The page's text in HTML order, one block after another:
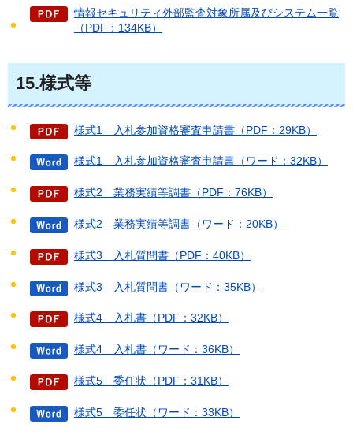
情報セキュリティ外部監査対象所属及びシステム一覧
（PDF：134KB）
15.様式等
様式1＿入札参加資格審査申請書（PDF：29KB）
様式1＿入札参加資格審査申請書（ワード：32KB）
様式2＿業務実績等調書（PDF：76KB）
様式2＿業務実績等調書（ワード：20KB）
様式3＿入札質問書（PDF：40KB）
様式3＿入札質問書（ワード：35KB）
様式4＿入札書（PDF：32KB）
様式4＿入札書（ワード：36KB）
様式5＿委任状（PDF：31KB）
様式5＿委任状（ワード：33KB）